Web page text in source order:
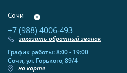
Сочи
+7 (988) 4006-493
заказать обратный звонок
График работы: 8:00 - 19:00
Сочи, ул. Горького, 89/4
на карте